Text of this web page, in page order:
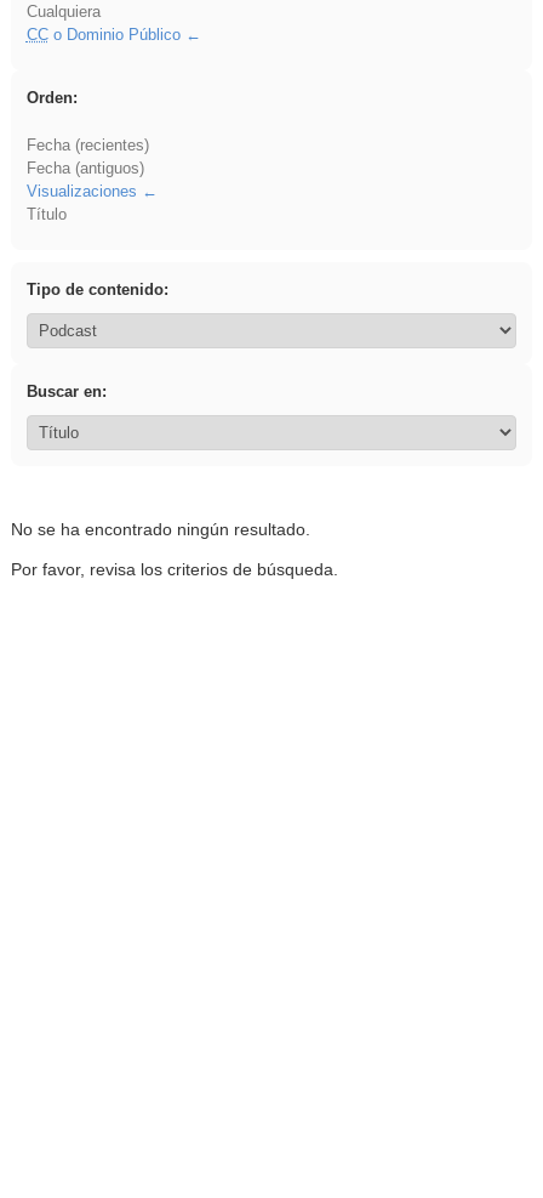
Cualquiera
CCo Dominio Público
Orden:
Fecha (recientes)
Fecha (antiguos)
Visualizaciones
Título
Tipo de contenido:
Buscar en:
No se ha encontrado ningún resultado.
Por favor, revisa los criterios de búsqueda.